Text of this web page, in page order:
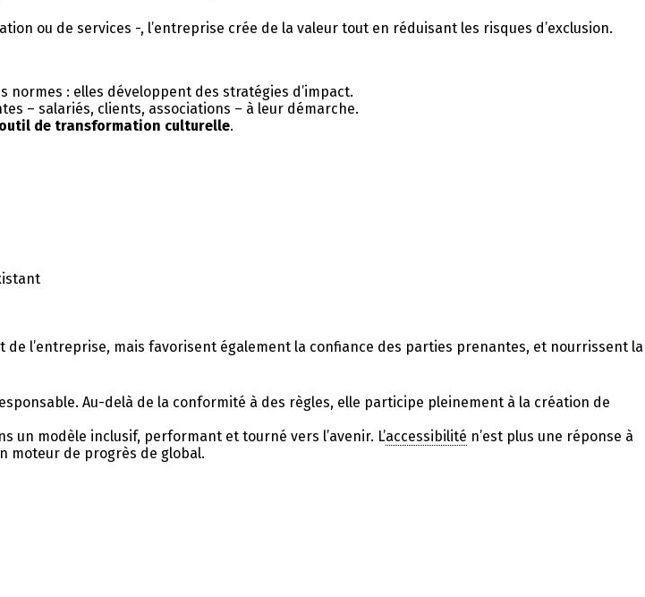
ou de services -, l’entreprise crée de la valeur tout en réduisant les risques d’exclusion.
normes : elles développent des stratégies d’impact.
– salariés, clients, associations – à leur démarche.
de transformation culturelle.
l’entreprise, mais favorisent également la confiance des parties prenantes, et nourrissent la
Au-delà de la conformité à des règles, elle participe pleinement à la création de
un modèle inclusif, performant et tourné vers l’avenir. L’accessibilité n’est plus une réponse à
moteur de progrès de global.